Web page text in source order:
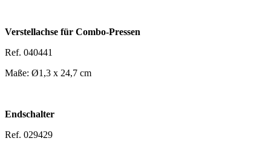
Verstellachse für Combo-Pressen
Ref. 040441
Maße: Ø1,3 x 24,7 cm
Endschalter
Ref. 029429